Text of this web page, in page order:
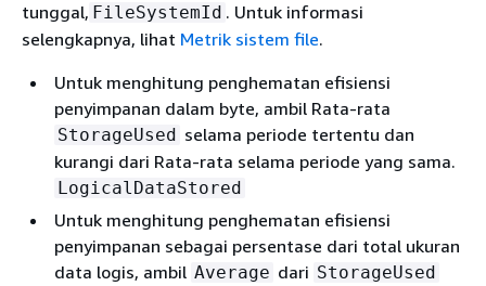
tunggal, FileSystemId . Untuk informasi
selengkapnya, lihat Metrik sistem file.
Untuk menghitung penghematan efisiensi
penyimpanan dalam byte, ambil Rata-rata
StorageUsed selama periode tertentu dan
kurangi dari Rata-rata selama periode yang sama.
LogicalDataStored
Untuk menghitung penghematan efisiensi
penyimpanan sebagai persentase dari total ukuran
data logis, ambil Average dari StorageUsed